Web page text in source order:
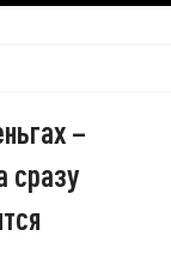
–
сразу